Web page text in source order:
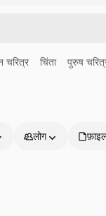
चरित्र चिंता पुरुष
लोग